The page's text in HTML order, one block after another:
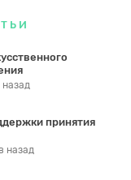
принятия
назад